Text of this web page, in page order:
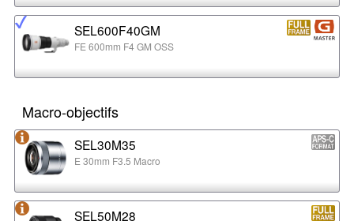
SEL600F40GM
FE 600mm F4 GM OSS
Macro-objectifs
SEL30M35
E 30mm F3.5 Macro
SEL50M28